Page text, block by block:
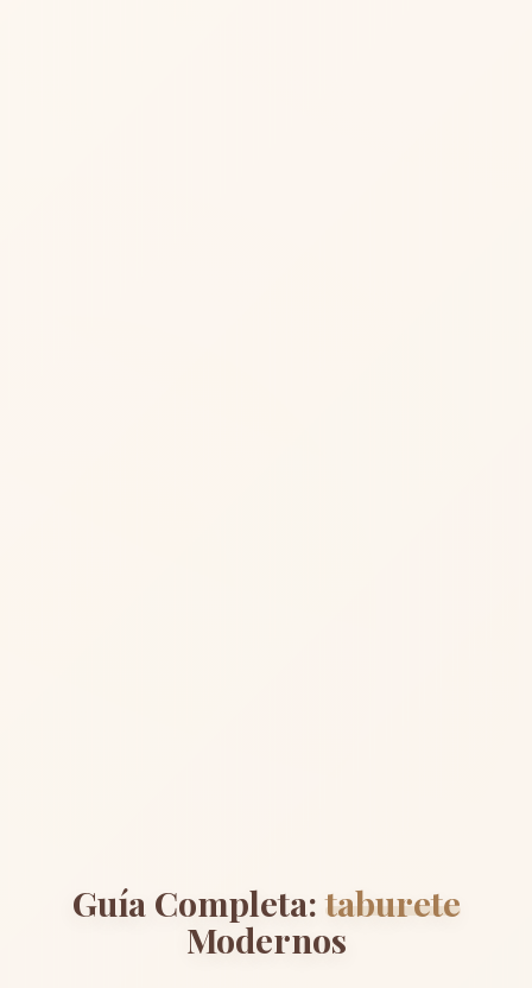
Guía Completa:taburete
Modernos